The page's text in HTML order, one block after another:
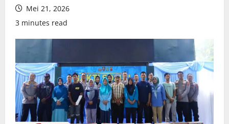
Mei 21, 2026
3 minutes read